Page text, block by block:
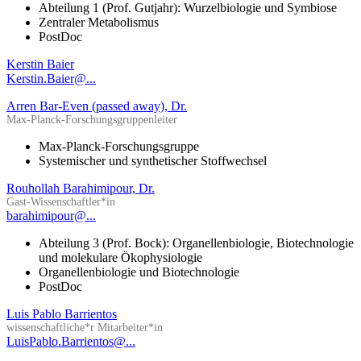
Abteilung 1 (Prof. Gutjahr): Wurzelbiologie und Symbiose
Zentraler Metabolismus
PostDoc
Kerstin Baier
Kerstin.Baier@...
Arren Bar-Even (passed away), Dr.
Max-Planck-Forschungsgruppenleiter
Max-Planck-Forschungsgruppe
Systemischer und synthetischer Stoffwechsel
Rouhollah Barahimipour, Dr.
Gast-Wissenschaftler*in
barahimipour@...
Abteilung 3 (Prof. Bock): Organellenbiologie, Biotechnologie
und molekulare Ökophysiologie
Organellenbiologie und Biotechnologie
PostDoc
Luis Pablo Barrientos
wissenschaftliche*r Mitarbeiter*in
LuisPablo.Barrientos@...